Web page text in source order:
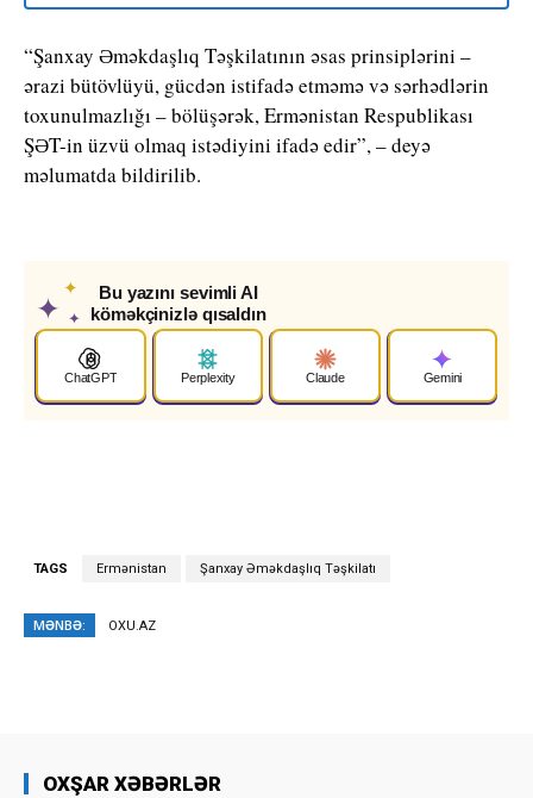
“Şanxay Əməkdaşlıq Təşkilatının əsas prinsiplərini –
ərazi bütövlüyü, gücdən istifadə etməmə və sərhədlərin
toxunulmazlığı – bölüşərək, Ermənistan Respublikası
ŞƏT-in üzvü olmaq istədiyini ifadə edir”, – deyə
məlumatda bildirilib.
✦
✦
✦
Bu yazını sevimli AI
köməkçinizlə qısaldın
ChatGPT Perplexity Claude Gemini
TAGS Ermənistan Şanxay Əməkdaşlıq Təşkilatı
MƏNBƏ: OXU.AZ
OXŞAR XƏBƏRLƏR